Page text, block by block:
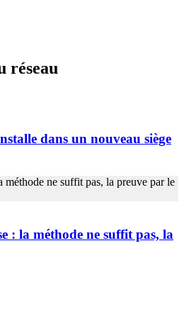
réseau
dans un nouveau siège
: la méthode ne suffit pas, la